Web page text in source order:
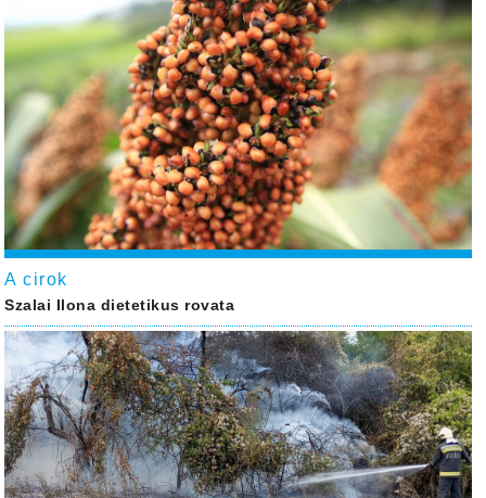
A cirok
Szalai Ilona dietetikus rovata